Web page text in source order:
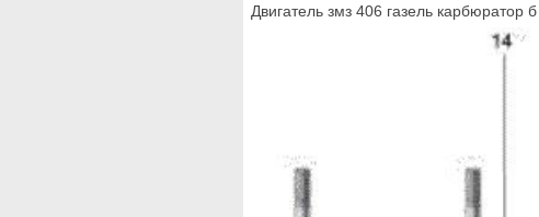
Двигатель змз 406 газель карбюратор